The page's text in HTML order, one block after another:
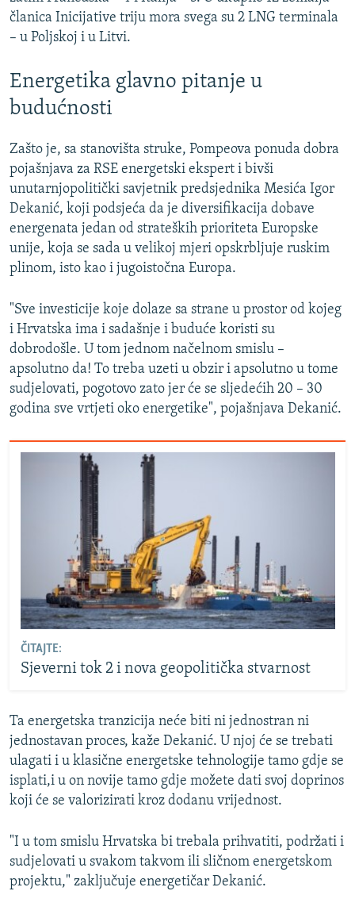
članica Inicijative triju mora svega su 2 LNG terminala
– u Poljskoj i u Litvi.
Energetika glavno pitanje u
budućnosti
Zašto je, sa stanovišta struke, Pompeova ponuda dobra
pojašnjava za RSE energetski ekspert i bivši
unutarnjopolitički savjetnik predsjednika Mesića Igor
Dekanić, koji podsjeća da je diversifikacija dobave
energenata jedan od strateških prioriteta Europske
unije, koja se sada u velikoj mjeri opskrbljuje ruskim
plinom, isto kao i jugoistočna Europa.
"Sve investicije koje dolaze sa strane u prostor od kojeg
i Hrvatska ima i sadašnje i buduće koristi su
dobrodošle. U tom jednom načelnom smislu –
apsolutno da! To treba uzeti u obzir i apsolutno u tome
sudjelovati, pogotovo zato jer će se sljedećih 20 – 30
godina sve vrtjeti oko energetike", pojašnjava Dekanić.
ČITAJTE:
Sjeverni tok 2 i nova geopolitička stvarnost
Ta energetska tranzicija neće biti ni jednostran ni
jednostavan proces, kaže Dekanić. U njoj će se trebati
ulagati i u klasične energetske tehnologije tamo gdje se
isplati,i u on novije tamo gdje možete dati svoj doprinos
koji će se valorizirati kroz dodanu vrijednost.
"I u tom smislu Hrvatska bi trebala prihvatiti, podržati i
sudjelovati u svakom takvom ili sličnom energetskom
projektu," zaključuje energetičar Dekanić.